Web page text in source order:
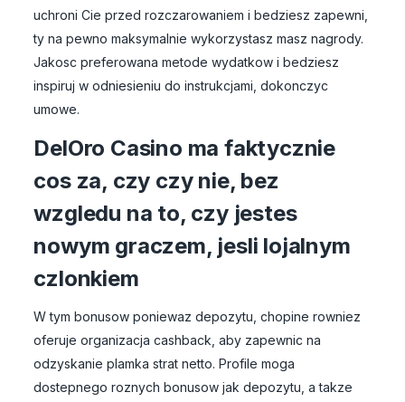
uchroni Cie przed rozczarowaniem i bedziesz zapewni,
ty na pewno maksymalnie wykorzystasz masz nagrody.
Jakosc preferowana metode wydatkow i bedziesz
inspiruj w odniesieniu do instrukcjami, dokonczyc
umowe.
DelOro Casino ma faktycznie
cos za, czy czy nie, bez
wzgledu na to, czy jestes
nowym graczem, jesli lojalnym
czlonkiem
W tym bonusow poniewaz depozytu, chopine rowniez
oferuje organizacja cashback, aby zapewnic na
odzyskanie plamka strat netto. Profile moga
dostepnego roznych bonusow jak depozytu, a takze